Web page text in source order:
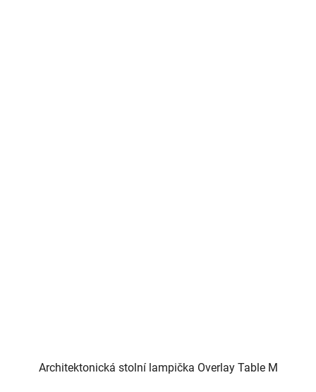
Architektonická stolní lampička Overlay Table M